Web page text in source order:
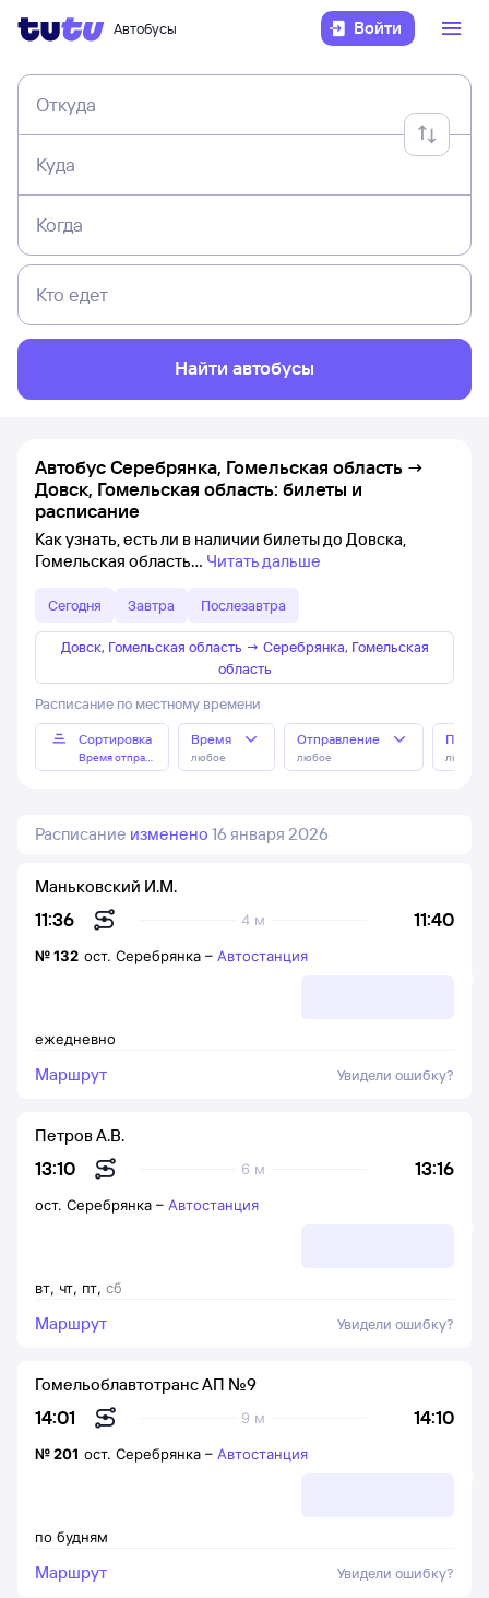
Автобусы Войти
Откуда
Куда
Когда
Кто едет
Найти автобусы
Автобус Серебрянка, Гомельская область →
Довск, Гомельская область: билеты и
расписание
Как узнать, есть ли в наличии билеты до Довска,
Гомельская область
Читать дальше
Сегодня Завтра Послезавтра
Довск, Гомельская область → Серебрянка, Гомельская
область
Расписание по местному времени
Сортировка
Время отправления
Время
любое
Отправление
любое любое
Расписание изменено 16 января 2026
11:36 11:40
4 м
Маньковский И.М.
ежедневно
№132 ост. Серебрянка – Автостанция
Маршрут Увидели ошибку?
13:10 13:16
6 м
Петров А.В.
вт, чт, пт, сб
ост. Серебрянка – Автостанция
Маршрут Увидели ошибку?
14:01 14:10
9 м
Гомельоблавтотранс АП №9
по будням
№201 ост. Серебрянка – Автостанция
Маршрут Увидели ошибку?